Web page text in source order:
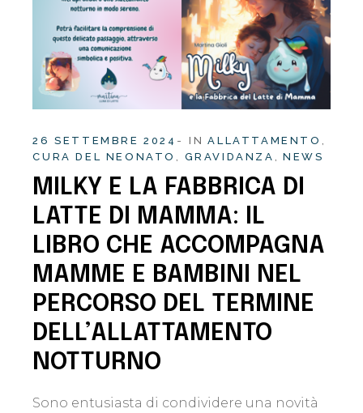
26 SETTEMBRE 2024 IN ALLATTAMENTO
CURA DEL NEONATO
GRAVIDANZA NEWS
MILKY E LA FABBRICA DI
LATTE DI MAMMA: IL
LIBRO CHE ACCOMPAGNA
MAMME E BAMBINI NEL
PERCORSO DEL TERMINE
DELL’ALLATTAMENTO
NOTTURNO
Sono entusiasta di condividere una novità